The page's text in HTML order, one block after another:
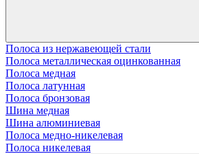
Полоса из нержавеющей стали
Полоса металлическая оцинкованная
Полоса медная
Полоса латунная
Полоса бронзовая
Шина медная
Шина алюминиевая
Полоса медно-никелевая
Полоса никелевая